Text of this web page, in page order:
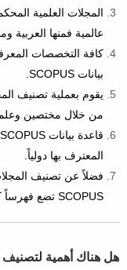
عالمية فمنها العربية
كافة التخصصات
بيانات SCOPUS.
من خلال مختصين
المعترف بها دولياً.
SCOPUS تضع فهرساً كاملاً للمجلات العلمية المحكمة.
هل هناك أهمية لتصنيف SCOPUS للمجلات العلمية المحكمة؟